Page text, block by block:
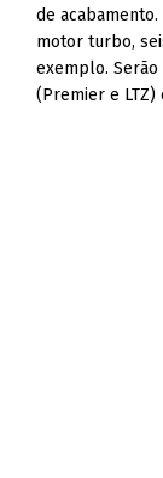
de
motor turbo,
exemplo.
(Premier e LTZ)